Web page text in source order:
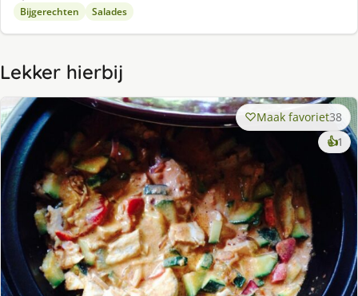
Bijgerechten Salades
Lekker hierbij
Maak favoriet38
👍1